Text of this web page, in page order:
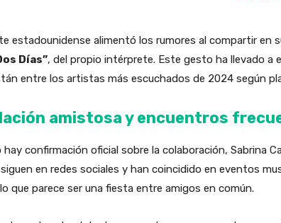
estadounidense alimentó los rumores al compartir en
Días”, del propio intérprete. Este gesto ha llevado a
entre los artistas más escuchados de 2024 según
amistosa y encuentros
hay confirmación oficial sobre la colaboración, Sabrina
en redes sociales y han coincidido en eventos
que parece ser una fiesta entre amigos en común.